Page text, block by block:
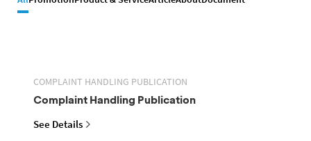
COMPLAINT HANDLING PUBLICATION
Complaint Handling Publication
See Details